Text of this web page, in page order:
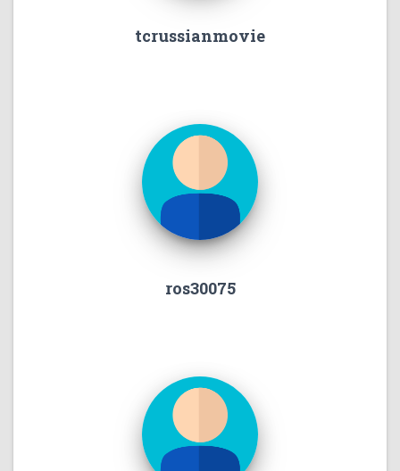
tcrussianmovie
ros30075